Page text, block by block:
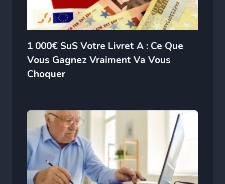
1 000€ SuS Votre Livret A : Ce Que
Vous Gagnez Vraiment Va Vous
Choquer